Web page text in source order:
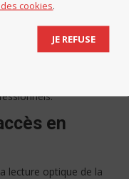
Grands Bois)
en
lecture optique de la
cookies.
JE REFUSE